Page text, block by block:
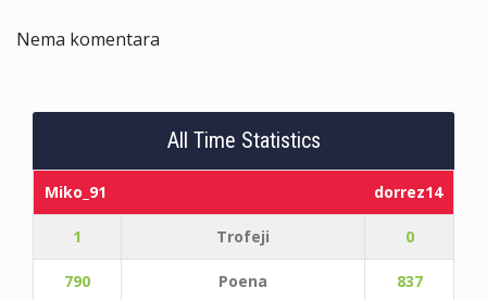
Nema komentara
All Time Statistics
Miko_91 dorrez14
1 Trofeji 0
790 Poena 837